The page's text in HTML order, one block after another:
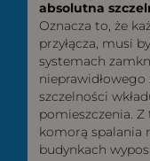
absolutna
Oznacza to, że
przyłącza, musi
systemach
szczelności
pomieszczenia.
komorą spalania
budynkach